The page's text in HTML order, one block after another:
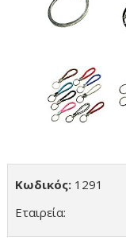
Κωδικός:1291
Εταιρεία: